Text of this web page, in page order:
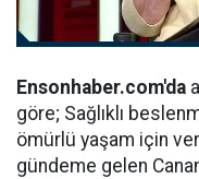
Ensonhaber.com'da
göre; Sağlıklı
ömürlü yaşam için
gündeme gelen